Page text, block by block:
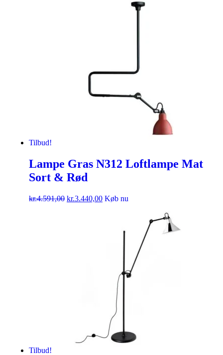
Tilbud!
Lampe Gras N312 Loftlampe Mat
Sort & Rød
kr.4.591,00 kr.3.440,00 Køb nu
Tilbud!